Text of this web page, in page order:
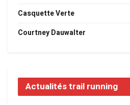
Casquette Verte
Courtney Dauwalter
Actualités trail running